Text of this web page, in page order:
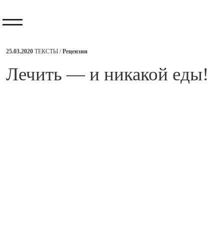
25.03.2020 ТЕКСТЫ /Рецензии
​Лечить — и никакой еды!